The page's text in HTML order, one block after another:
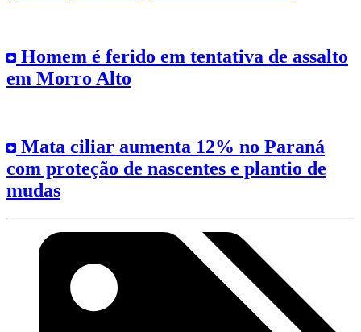
Homem é ferido em tentativa de assalto
em Morro Alto
Mata ciliar aumenta 12% no Paraná
com proteção de nascentes e plantio de
mudas